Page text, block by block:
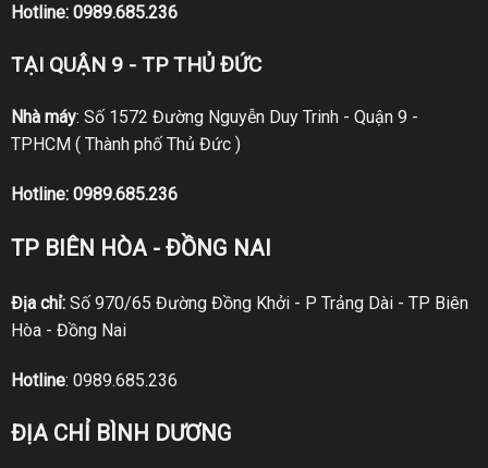
Hotline: 0989.685.236
TẠI QUẬN 9 - TP THỦ ĐỨC
Nhà máy: Số 1572 Đường Nguyễn Duy Trinh - Quận 9 -
TPHCM ( Thành phố Thủ Đức )
Hotline: 0989.685.236
TP BIÊN HÒA - ĐỒNG NAI
Địa chỉ:Số 970/65 Đường Đồng Khởi - P Trảng Dài - TP Biên
Hòa - Đồng Nai
Hotline: 0989.685.236
ĐỊA CHỈ BÌNH DƯƠNG